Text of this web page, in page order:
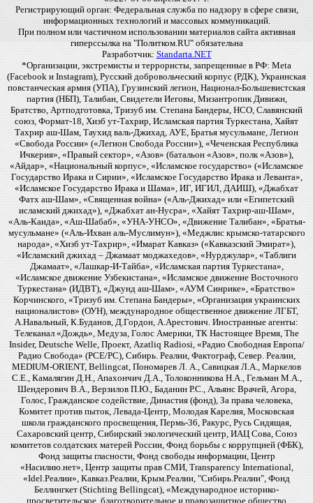
Регистрирующий орган: Федеральная служба по надзору в сфере связи,
информационных технологий и массовых коммуникаций.
При полном или частичном использовании материалов сайта активная
гиперссылка на "Политком.RU" обязательна
Разработчик: Standarta.NET
*Организации, экстремисты и террористы, запрещенные в РФ: Meta
(Facebook и Instagram), Русский добровольческий корпус (РДК), Украинская
повстанческая армия (УПА), Грузинский легион, Национал-Большевистская
партия (НБП), Талибан, Свидетели Иеговы, Мизантропик Дивижн,
Братство, Артподготовка, Тризуб им. Степана Бандеры, НСО, Славянский
союз, Формат-18, Хизб ут-Тахрир, Исламская партия Туркестана, Хайят
Тахрир аш-Шам, Таухид валь-Джихад, АУЕ, Братья мусульмане, Легион
«Свобода России» («Легион Свобода России»), «Чеченская Республика
Ичкерия», «Правый сектор», «Азов» (батальон «Азов», полк «Азов»),
«Айдар», «Национальный корпус», «Исламское государство» («Исламское
Государство Ирака и Сирии», «Исламское Государство Ирака и Леванта»,
«Исламское Государство Ирака и Шама», ИГ, ИГИЛ, ДАИШ), «Джабхат
Фатх аш-Шам», «Священная война» («Аль-Джихад» или «Египетский
исламский джихад»), «Джабхат ан-Нусра», «Хайят Тахрир-аш-Шам»,
«Аль-Каида», «Аш-Шабаб», «УНА-УНСО», «Движение Талибан», «Братья-
мусульмане» («Аль-Ихван аль-Муслимун»), «Меджлис крымско-татарского
народа», «Хизб ут-Тахрир», «Имарат Кавказ» («Кавказский Эмират»),
«Исламский джихад – Джамаат моджахедов», «Нурджулар», «Таблиги
Джамаат», «Лашкар-И-Тайба», «Исламская партия Туркестана»,
«Исламское движение Узбекистана», «Исламское движение Восточного
Туркестана» (ИДВТ), «Джунд аш-Шам», «АУМ Синрике», «Братство»
Корчинского, «Тризуб им. Степана Бандеры», «Организация украинских
националистов» (ОУН), международное общественное движение ЛГБТ,
А.Навальный, К.Буданов, Д.Гордон, А.Арестович. Иностранные агенты:
Телеканал «Дождь», Медуза, Голос Америки, ТК Настоящее Время, The
Insider, Deutsche Welle, Проект, Azatliq Radiosi, «Радио Свободная Европа/
Радио Свобода» (PCE/PC), Сибирь. Реалии, Фактограф, Север. Реалии,
MEDIUM-ORIENT, Bellingcat, Пономарев Л. А., Савицкая Л.А., Маркелов
С.Е., Камалягин Д.Н., Апахончич Д.А., Толоконникова Н.А., Гельман М.А.,
Шендерович В.А., Верзилов П.Ю., Баданин Р.С., Альянс Врачей, Агора,
Голос, Гражданское содействие, Династия (фонд), За права человека,
Комитет против пыток, Левада-Центр, Молодая Карелия, Московская
школа гражданского просвещения, Пермь-36, Ракурс, Русь Сидящая,
Сахаровский центр, Сибирский экологический центр, ИАЦ Сова, Союз
комитетов солдатских матерей России, Фонд борьбы с коррупцией (ФБК),
Фонд защиты гласности, Фонд свободы информации, Центр
«Насилию.нет», Центр защиты прав СМИ, Transparency International,
«Idel.Реалии», Кавказ.Реалии, Крым.Реалии, "Сибирь.Реалии", Фонд
Беллингкет (Stichting Bellingcat), «Международное историко-
просветительское, благотворительное и правозащитное общество